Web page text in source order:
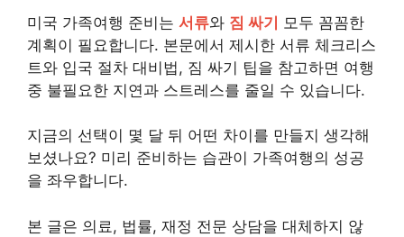
미국 가족여행 준비는 서류와 짐 싸기 모두 꼼꼼한
계획이 필요합니다. 본문에서 제시한 서류 체크리스
트와 입국 절차 대비법, 짐 싸기 팁을 참고하면 여행
중 불필요한 지연과 스트레스를 줄일 수 있습니다.
지금의 선택이 몇 달 뒤 어떤 차이를 만들지 생각해
보셨나요? 미리 준비하는 습관이 가족여행의 성공
을 좌우합니다.
본 글은 의료, 법률, 재정 전문 상담을 대체하지 않